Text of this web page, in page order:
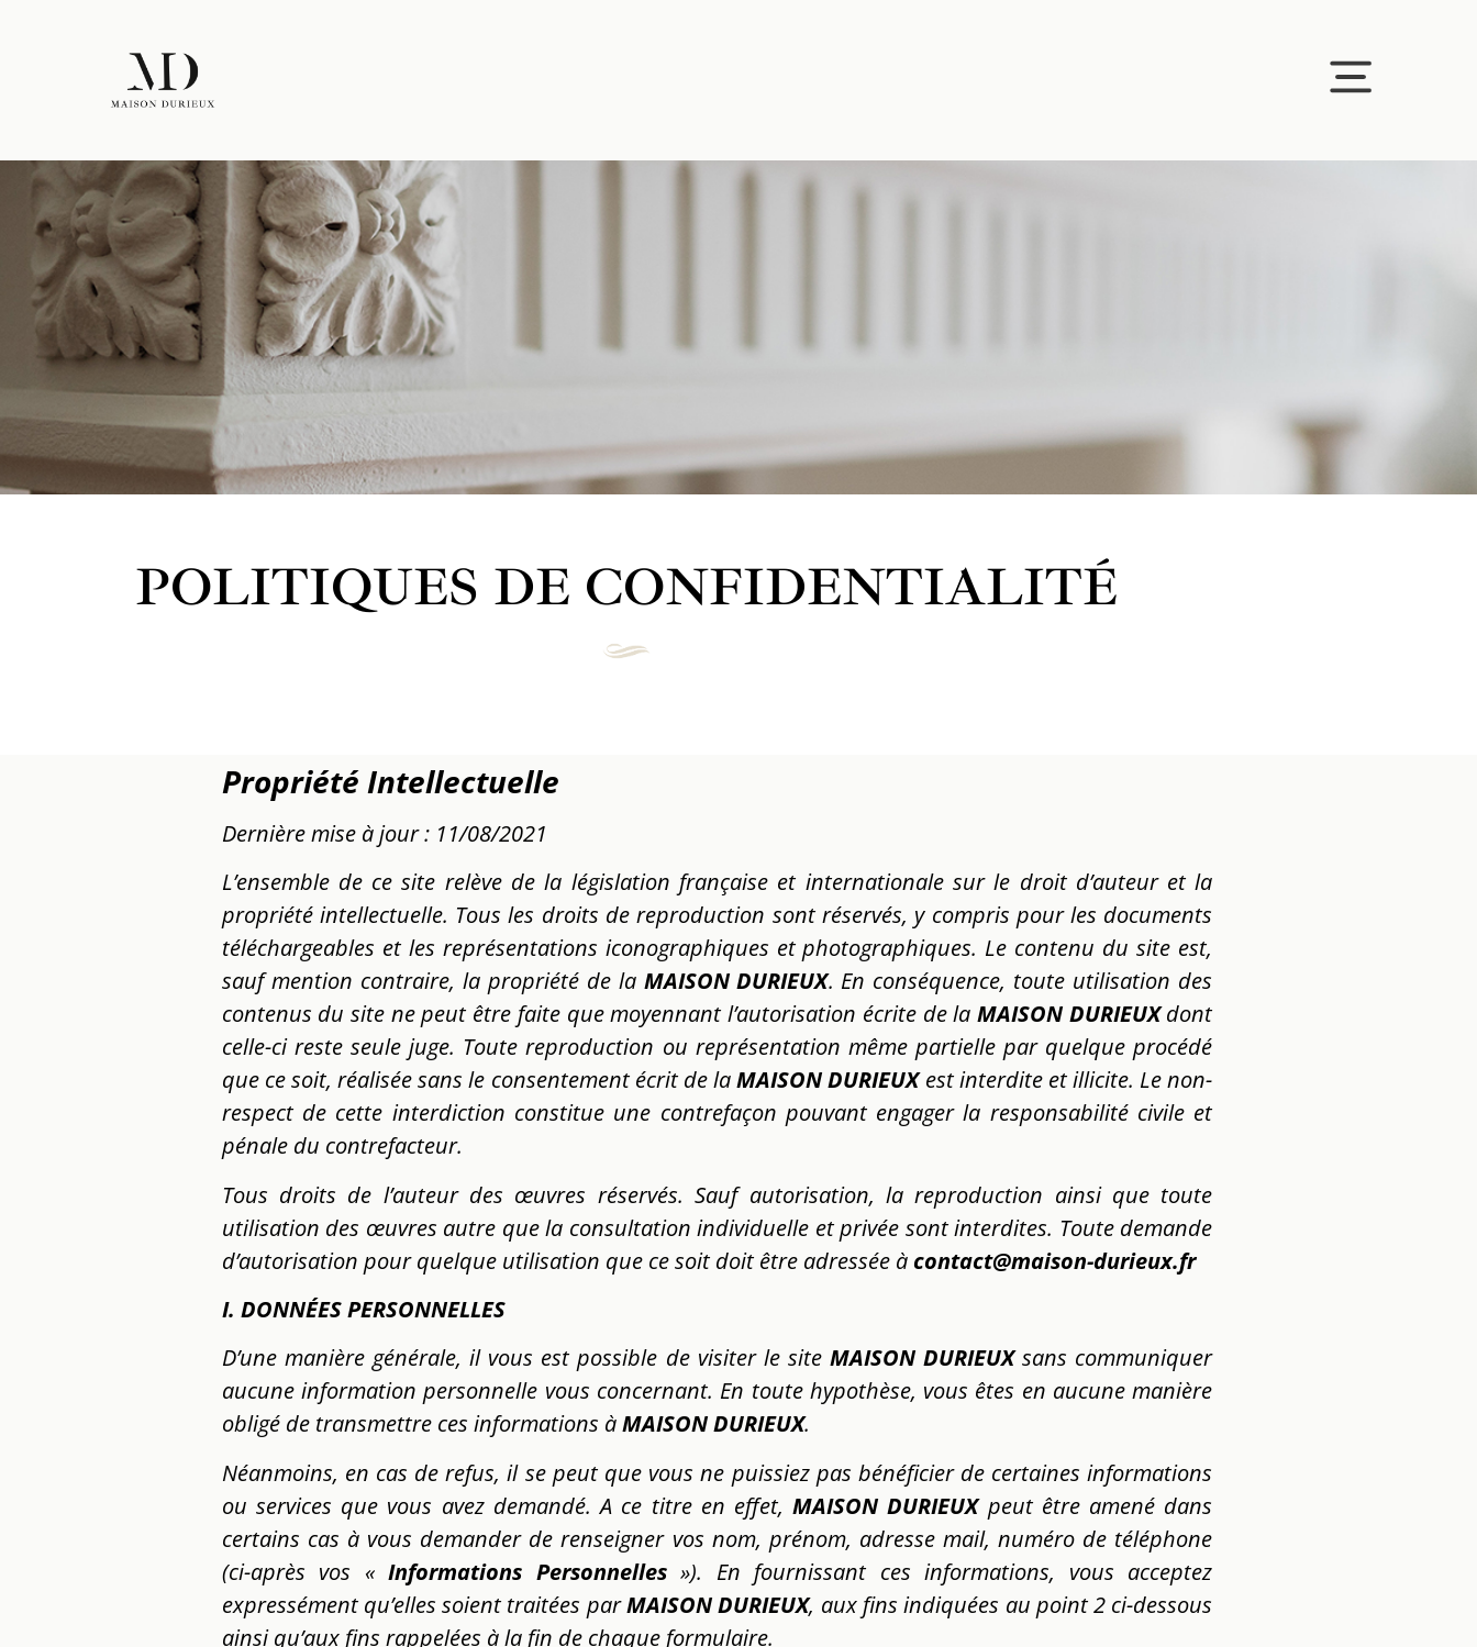
POLITIQUES DE CONFIDENTIALITÉ
Propriété Intellectuelle
Dernière mise à jour : 11/08/2021
L’ensemble de ce site relève de la législation française et internationale sur le droit d’auteur et la
propriété intellectuelle. Tous les droits de reproduction sont réservés, y compris pour les documents
téléchargeables et les représentations iconographiques et photographiques. Le contenu du site est,
sauf mention contraire, la propriété de la MAISON DURIEUX. En conséquence, toute utilisation des
contenus du site ne peut être faite que moyennant l’autorisation écrite de la MAISON DURIEUXdont
celle-ci reste seule juge. Toute reproduction ou représentation même partielle par quelque procédé
que ce soit, réalisée sans le consentement écrit de laMAISON DURIEUXest interdite et illicite. Le non-
respect de cette interdiction constitue une contrefaçon pouvant engager la responsabilité civile et
pénale du contrefacteur.
Tous droits de l’auteur des œuvres réservés. Sauf autorisation, la reproduction ainsi que toute
utilisation des œuvres autre que la consultation individuelle et privée sont interdites. Toute demande
d’autorisation pour quelque utilisation que ce soit doit être adressée à contact@maison-durieux.fr
I. DONNÉES PERSONNELLES
D’une manière générale, il vous est possible de visiter le siteMAISON DURIEUXsans communiquer
aucune information personnelle vous concernant. En toute hypothèse, vous êtes en aucune manière
obligé de transmettre ces informations àMAISON DURIEUX.
Néanmoins, en cas de refus, il se peut que vous ne puissiez pas bénéficier de certaines informations
ou services que vous avez demandé. A ce titre en effet,MAISON DURIEUX peut être amené dans
certains cas à vous demander de renseigner vos nom, prénom, adresse mail, numéro de téléphone
(ci-après vos «Informations Personnelles»). En fournissant ces informations, vous acceptez
expressément qu’elles soient traitées parMAISON DURIEUX, aux fins indiquées au point 2 ci-dessous
ainsi qu’aux fins rappelées à la fin de chaque formulaire.